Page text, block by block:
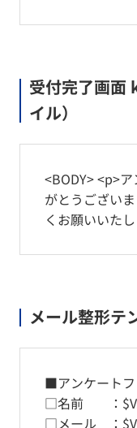
受付完了画
イル）
<BODY> <p>
がとうござい
くお願いいた
メール整形
■アンケート
□名前 ：
□メール ：